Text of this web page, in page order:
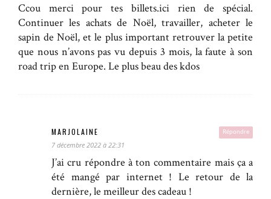
Ccou merci pour tes billets.ici rien de spécial.
Continuer les achats de Noël, travailler, acheter le
sapin de Noël, et le plus important retrouver la petite
que nous n’avons pas vu depuis 3 mois, la faute à son
road trip en Europe. Le plus beau des kdos
Répondre
MARJOLAINE
7 décembre 2022 à 22:31
J’ai cru répondre à ton commentaire mais ça a
été mangé par internet ! Le retour de la
dernière, le meilleur des cadeau !